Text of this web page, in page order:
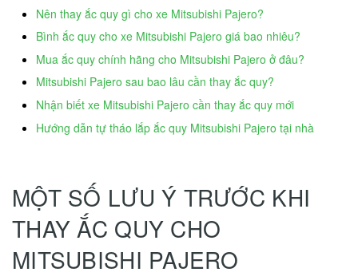
Nên thay ắc quy gì cho xe Mitsubishi Pajero?
Bình ắc quy cho xe Mitsubishi Pajero giá bao nhiêu?
Mua ắc quy chính hãng cho Mitsubishi Pajero ở đâu?
Mitsubishi Pajero sau bao lâu cần thay ắc quy?
Nhận biết xe Mitsubishi Pajero cần thay ắc quy mới
Hướng dẫn tự tháo lắp ắc quy Mitsubishi Pajero tại nhà
MỘT SỐ LƯU Ý TRƯỚC KHI
THAY ẮC QUY CHO
MITSUBISHI PAJERO